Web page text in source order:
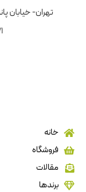
تهران- خیابان
خانه
فروشگاه
مقالات
برندها